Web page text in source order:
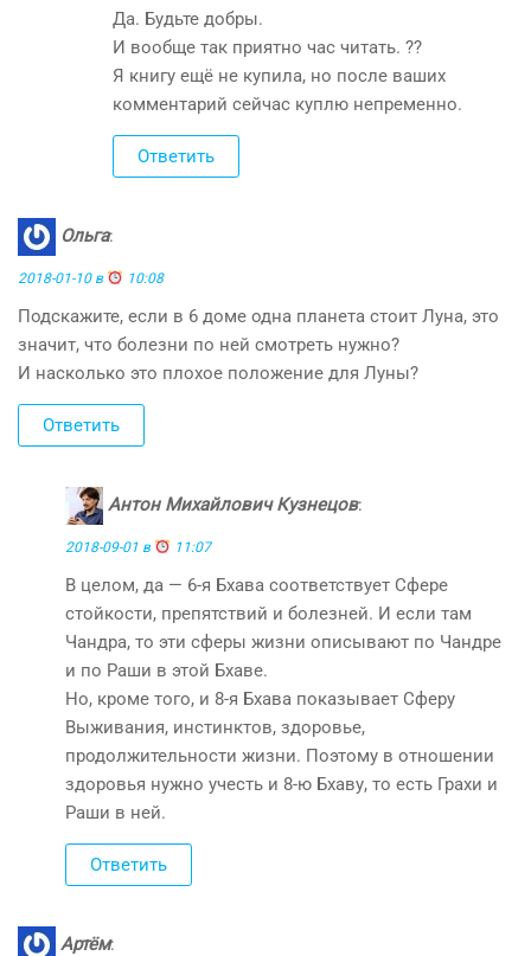
Да. Будьте добры.
И вообще так приятно час читать. ??
Я книгу ещё не купила, но после ваших
комментарий сейчас куплю непременно.
Ответить
Ольга:
2018-01-10 в 10:08
Подскажите, если в 6 доме одна планета стоит Луна, это
значит, что болезни по ней смотреть нужно?
И насколько это плохое положение для Луны?
Ответить
Антон Михайлович Кузнецов:
2018-09-01 в 11:07
В целом, да — 6-я Бхава соответствует Сфере
стойкости, препятствий и болезней. И если там
Чандра, то эти сферы жизни описывают по Чандре
и по Раши в этой Бхаве.
Но, кроме того, и 8-я Бхава показывает Сферу
Выживания, инстинктов, здоровье,
продолжительности жизни. Поэтому в отношении
здоровья нужно учесть и 8-ю Бхаву, то есть Грахи и
Раши в ней.
Ответить
Артём: